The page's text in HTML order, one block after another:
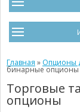
Брокеры
Видео
Инструменты
Общая
Главная » Опционы
бинарные опционы
Торговые
опционы